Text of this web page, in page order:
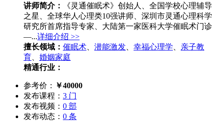
讲师简介：
《灵通催眠术》创始人、全国学校心理辅导
之星、全球华人心理类10强讲师、深圳市灵通心理科学
研究所首席指导专家、大陆第一家医科大学催眠术门诊
—...详细介绍 >>
擅长领域： 催眠术 潜能激发 幸福心理学
亲子教
育
婚姻家庭
精通行业：
参考价： ￥40000
发布课程： 3 门
发布视频： 0 部
发布动态： 0 条